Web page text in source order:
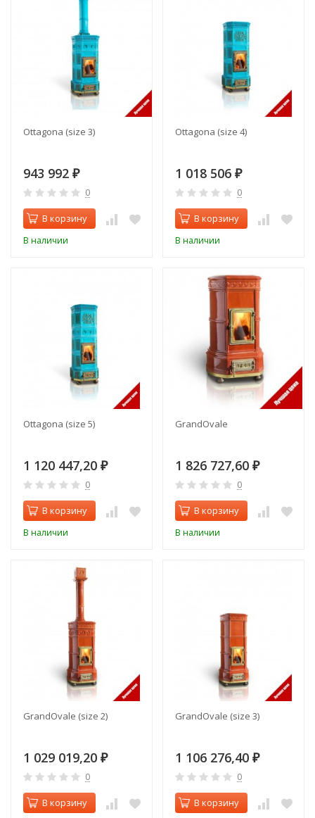
Ottagona (size 3)
943 992 ₽
0
В корзину
В наличии
Ottagona (size 4)
1 018 506 ₽
0
В корзину
В наличии
Ottagona (size 5)
1 120 447,20 ₽
0
В корзину
В наличии
GrandOvale
1 826 727,60 ₽
0
В корзину
В наличии
GrandOvale (size 2)
1 029 019,20 ₽
0
В корзину
GrandOvale (size 3)
1 106 276,40 ₽
0
В корзину